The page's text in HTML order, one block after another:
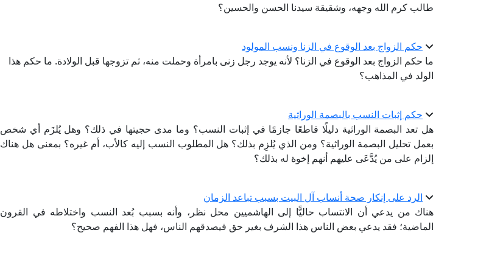
طالب كرم الله وجهه، وشقيقة سيدنا الحسن والحسين؟
حكم الزواج بعد الوقوع في الزنا ونسب المولود
ما حكم الزواج بعد الوقوع في الزنا؟ لأنه يوجد رجل زنى بامرأة وحملت منه، ثم تزوجها قبل الولادة. ما حكم هذا
الولد في المذاهب؟
حكم إثبات النسب بالبصمة الوراثية
هل تعد البصمة الوراثية دليلًا قاطعًا جازمًا في إثبات النسب؟ وما مدى حجيتها في ذلك؟ وهل يُلزَم أي شخص
بعمل تحليل البصمة الوراثية؟ ومن الذي يُلزِم بذلك؟ هل المطلوب النسب إليه كالأب، أم غيره؟ بمعنى هل هناك
إلزام على من يُدَّعَى عليهم أنهم إخوة له بذلك؟
الرد على إنكار صحة أنساب آل البيت بسبب تباعد الزمان
هناك من يدعي أن الانتساب حاليًّا إلى الهاشميين محل نظر، وأنه بسبب بُعد النسب واختلاطه في القرون
الماضية؛ فقد يدعي بعض الناس هذا الشرف بغير حق فيصدقهم الناس، فهل هذا الفهم صحيح؟